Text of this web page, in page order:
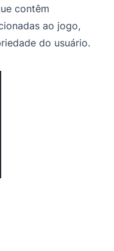
contêm
ao jogo,
do usuário.